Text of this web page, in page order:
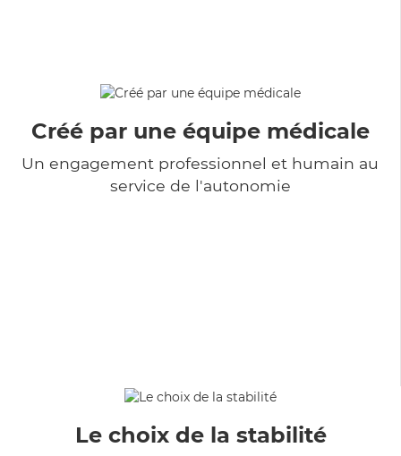
Créé par une équipe médicale
Un engagement professionnel et humain au
service de l'autonomie
Le choix de la stabilité